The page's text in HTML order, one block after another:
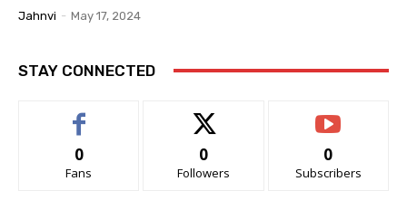
Jahnvi - May 17, 2024
STAY CONNECTED
0
Fans
0
Followers
0
Subscribers